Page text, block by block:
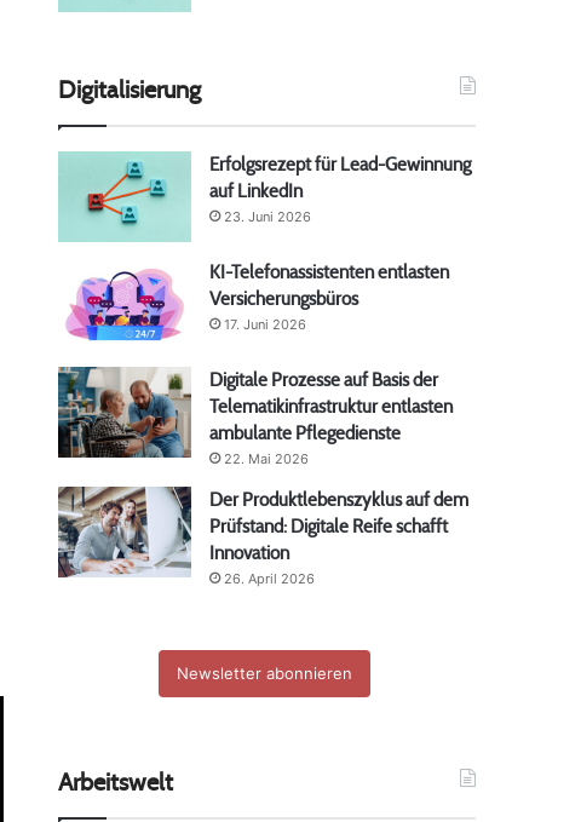
Digitalisierung
Erfolgsrezept für Lead-Gewinnung
auf LinkedIn
23. Juni 2026
KI-Telefonassistenten entlasten
Versicherungsbüros
17. Juni 2026
Digitale Prozesse auf Basis der
Telematikinfrastruktur entlasten
ambulante Pflegedienste
22. Mai 2026
Der Produktlebenszyklus auf dem
Prüfstand: Digitale Reife schafft
Innovation
26. April 2026
Newsletter abonnieren
Arbeitswelt